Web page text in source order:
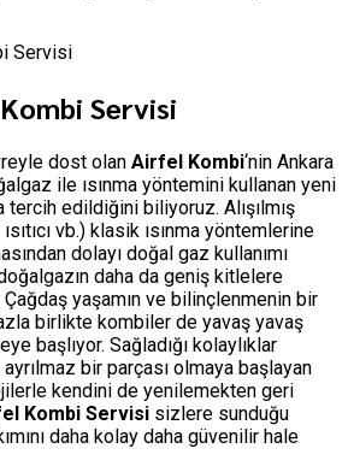
Servisi
dost olan Airfel Kombi‘nin Ankara
ile ısınma yöntemini kullanan yeni
tercih edildiğini biliyoruz. Alışılmış
vb.) klasik ısınma yöntemlerine
dolayı doğal gaz kullanımı
daha da geniş kitlelere
Çağdaş yaşamın ve bilinçlenmenin bir
birlikte kombiler de yavaş yavaş
başlıyor. Sağladığı kolaylıklar
ayrılmaz bir parçası olmaya başlayan
kendini de yenilemekten geri
Kombi Servisi sizlere sunduğu
daha kolay daha güvenilir hale